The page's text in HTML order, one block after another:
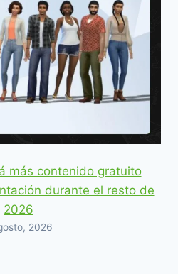
más contenido gratuito
durante el resto de
2026
2026